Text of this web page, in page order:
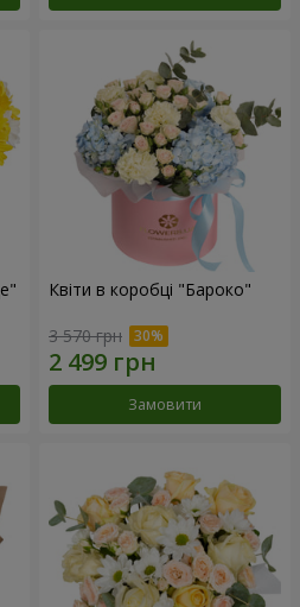
Квіти в коробці "Бароко"
3 570 грн
Замовити